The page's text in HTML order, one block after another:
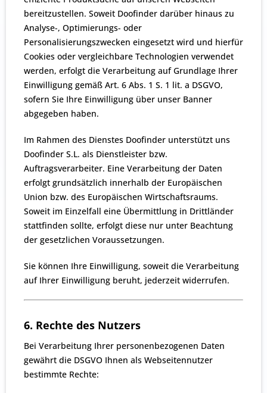
bereitzustellen. Soweit Doofinder darüber hinaus zu
Analyse-, Optimierungs- oder
Personalisierungszwecken eingesetzt wird und hierfür
Cookies oder vergleichbare Technologien verwendet
werden, erfolgt die Verarbeitung auf Grundlage Ihrer
Einwilligung gemäß Art. 6 Abs. 1 S. 1 lit. a DSGVO,
sofern Sie Ihre Einwilligung über unser Banner
abgegeben haben.
Im Rahmen des Dienstes Doofinder unterstützt uns
Doofinder S.L. als Dienstleister bzw.
Auftragsverarbeiter. Eine Verarbeitung der Daten
erfolgt grundsätzlich innerhalb der Europäischen
Union bzw. des Europäischen Wirtschaftsraums.
Soweit im Einzelfall eine Übermittlung in Drittländer
stattfinden sollte, erfolgt diese nur unter Beachtung
der gesetzlichen Voraussetzungen.
Sie können Ihre Einwilligung, soweit die Verarbeitung
auf Ihrer Einwilligung beruht, jederzeit widerrufen.
6. Rechte des Nutzers
Bei Verarbeitung Ihrer personenbezogenen Daten
gewährt die DSGVO Ihnen als Webseitennutzer
bestimmte Rechte: